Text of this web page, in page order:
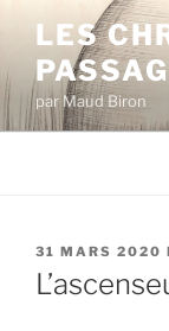
contenu
principal
LES
par Maud Biron
PUBLIÉ
LE
31 MARS 2020